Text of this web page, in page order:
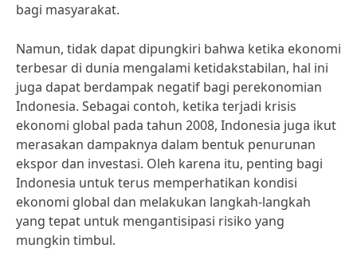
bagi masyarakat.
Namun, tidak dapat dipungkiri bahwa ketika ekonomi
terbesar di dunia mengalami ketidakstabilan, hal ini
juga dapat berdampak negatif bagi perekonomian
Indonesia. Sebagai contoh, ketika terjadi krisis
ekonomi global pada tahun 2008, Indonesia juga ikut
merasakan dampaknya dalam bentuk penurunan
ekspor dan investasi. Oleh karena itu, penting bagi
Indonesia untuk terus memperhatikan kondisi
ekonomi global dan melakukan langkah-langkah
yang tepat untuk mengantisipasi risiko yang
mungkin timbul.